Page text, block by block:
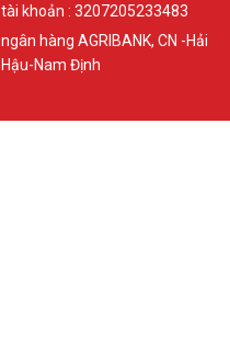
tài khoản : 3207205233483
ngân hàng AGRIBANK, CN -Hải
Hậu-Nam Định